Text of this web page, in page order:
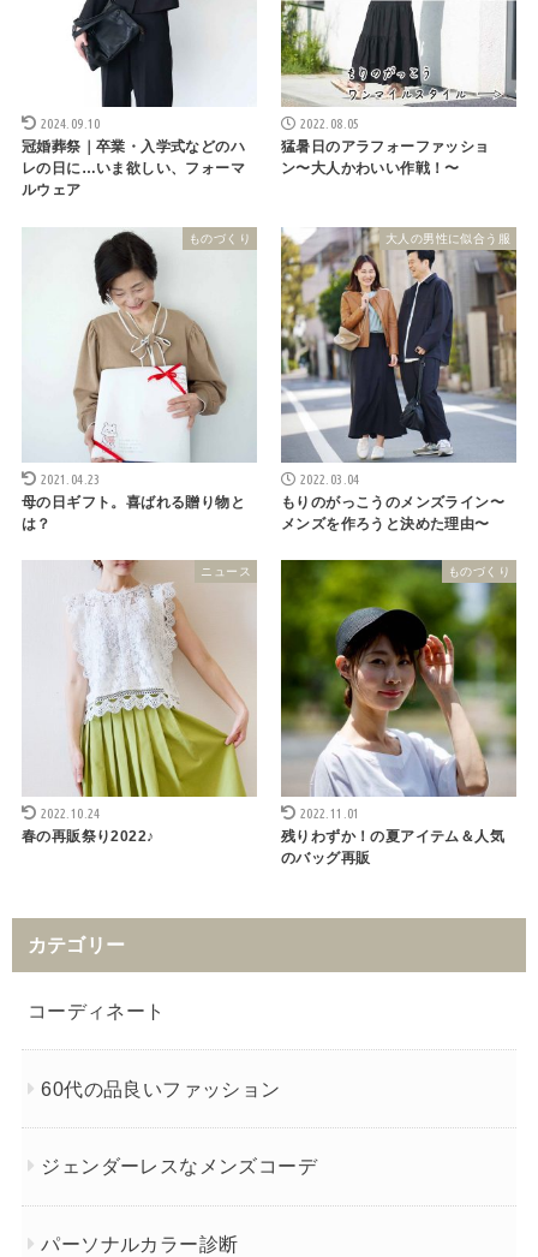
2024.09.10
冠婚葬祭｜卒業・入学式などのハ
レの日に…いま欲しい、フォーマ
ルウェア
2022.08.05
猛暑日のアラフォーファッショ
ン〜大人かわいい作戦！〜
ものづくり
2021.04.23
母の日ギフト。喜ばれる贈り物と
は？
大人の男性に似合う服
2022.03.04
もりのがっこうのメンズライン〜
メンズを作ろうと決めた理由〜
ニュース
2022.10.24
春の再販祭り2022♪
ものづくり
2022.11.01
残りわずか！の夏アイテム＆人気
のバッグ再販
カテゴリー
コーディネート
60代の品良いファッション
ジェンダーレスなメンズコーデ
パーソナルカラー診断